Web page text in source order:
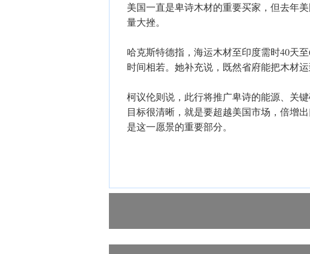
美国一直是卑诗木材的重要买家，但去年
量大挫。
哈克斯特德指，海运木材至印度需时40天
时间相若。她补充说，既然省府能把木材运
柯议伦则说，此行将推广卑诗的能源、关
目标很清晰，就是要超越美国市场，倍增
是这一愿景的重要部分。